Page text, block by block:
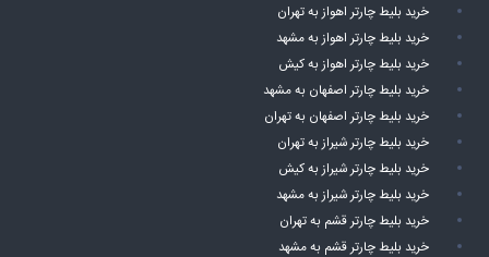
خرید بلیط چارتر اهواز به تهران
خرید بلیط چارتر اهواز به مشهد
خرید بلیط چارتر اهواز به کیش
خرید بلیط چارتر اصفهان به مشهد
خرید بلیط چارتر اصفهان به تهران
خرید بلیط چارتر شیراز به تهران
خرید بلیط چارتر شیراز به کیش
خرید بلیط چارتر شیراز به مشهد
خرید بلیط چارتر قشم به تهران
خرید بلیط چارتر قشم به مشهد